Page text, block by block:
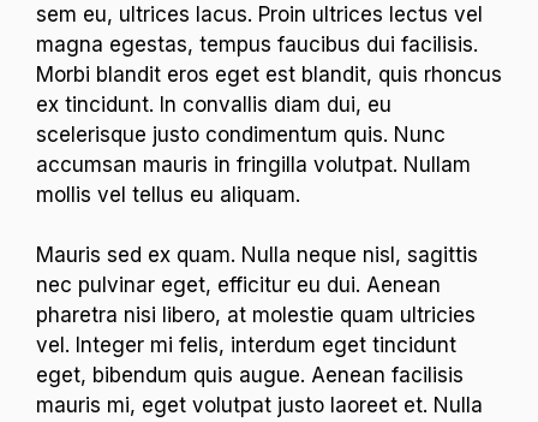
sem eu, ultrices lacus. Proin ultrices lectus vel
magna egestas, tempus faucibus dui facilisis.
Morbi blandit eros eget est blandit, quis rhoncus
ex tincidunt. In convallis diam dui, eu
scelerisque justo condimentum quis. Nunc
accumsan mauris in fringilla volutpat. Nullam
mollis vel tellus eu aliquam.
Mauris sed ex quam. Nulla neque nisl, sagittis
nec pulvinar eget, efficitur eu dui. Aenean
pharetra nisi libero, at molestie quam ultricies
vel. Integer mi felis, interdum eget tincidunt
eget, bibendum quis augue. Aenean facilisis
mauris mi, eget volutpat justo laoreet et. Nulla